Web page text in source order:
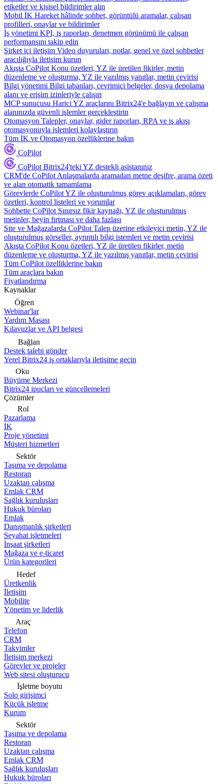
etiketler ve kişisel bildirimler alın
Mobil İK Hareket hâlinde sohbet, görüntülü aramalar, çalışan
profilleri, onaylar ve bildirimler
İş yönetimi KPI, iş raporları, denetmen görünümü ile çalışan
performansını takip edin
Şirket içi iletişim Video duyuruları, notlar, genel ve özel sohbetler
aracılığıyla iletişim kurun
Akışta CoPilot Konu özetleri, YZ ile üretilen fikirler, metin
düzenleme ve oluşturma, YZ ile yazılmış yanıtlar, metin çevirisi
Bilgi yönetimi Bilgi tabanları, çevrimiçi belgeler, dosya depolama
alanı ve erişim izinleriyle çalışın
MCP sunucusu Harici YZ araçlarını Bitrix24'e bağlayın ve çalışma
alanınızda güvenli işlemler gerçekleştirin
Otomasyon Talepler, onaylar, gider raporları, RPA ve iş akışı
otomasyonuyla işlemleri kolaylaştırın
Tüm İK ve Otomasyon özelliklerine bakın
CoPilot
CoPilot Bitrix24'teki YZ destekli asistanınız
CRM'de CoPilot Anlaşmalarda aramadan metne deşifre, arama özeti
ve alan otomatik tamamlama
Görevlerde CoPilotYZ ile oluşturulmuş görev açıklamaları, görev
özetleri, kontrol listeleri ve yorumlar
Sohbette CoPilot Sınırsız fikir kaynağı, YZ ile oluşturulmuş
metinler, beyin fırtınası ve daha fazlası
Site ve Mağazalarda CoPilot Talep üzerine etkileyici metin, YZ ile
oluşturulmuş görseller, ayrıntılı bilgi istemleri ve metin çevirisi
Akışta CoPilot Konu özetleri, YZ ile üretilen fikirler, metin
düzenleme ve oluşturma, YZ ile yazılmış yanıtlar, metin çevirisi
Tüm CoPilot özelliklerine bakın
Tüm araçlara bakın
Fiyatlandırma
Kaynaklar
Öğren
Webinar'lar
Yardım Masası
Kılavuzlar ve API belgesi
Bağlan
Destek talebi gönder
Yerel Bitrix24 iş ortaklarıyla iletişime geçin
Oku
Büyüme Merkezi
Bitrix24 ipuçları ve güncellemeleri
Çözümler
Rol
Pazarlama
İK
Proje yönetimi
Müşteri hizmetleri
Sektör
Taşıma ve depolama
Restoran
Uzaktan çalışma
Emlak CRM
Sağlık kuruluşları
Hukuk büroları
Emlak
Danışmanlık şirketleri
Seyahat işletmeleri
İnşaat şirketleri
Mağaza ve e-ticaret
Ürün kategorileri
Hedef
Üretkenlik
İletişim
Mobilite
Yönetim ve liderlik
Araç
Telefon
CRM
Takvimler
İletişim merkezi
Görevler ve projeler
Web sitesi oluşturucu
İşletme boyutu
Solo girişimci
Küçük işletme
Kurum
Sektör
Taşıma ve depolama
Restoran
Uzaktan çalışma
Emlak CRM
Sağlık kuruluşları
Hukuk büroları